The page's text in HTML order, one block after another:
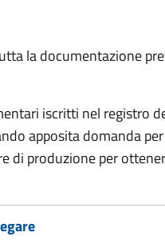
la documentazione
iscritti nel registro
apposita domanda
di produzione per